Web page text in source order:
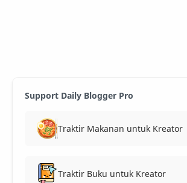
Support Daily Blogger Pro
Traktir Makanan untuk Kreator
Traktir Buku untuk Kreator